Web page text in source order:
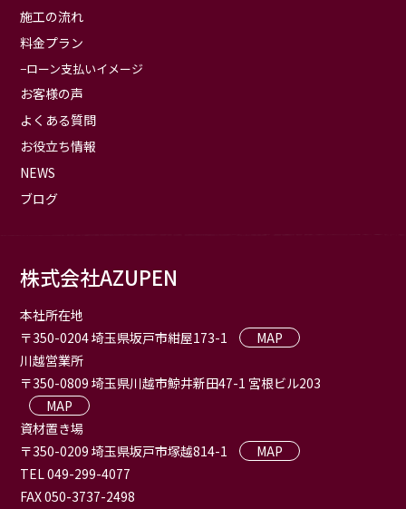
施工の流れ
料金プラン
ローン支払いイメージ
お客様の声
よくある質問
お役立ち情報
NEWS
ブログ
株式会社AZUPEN
本社所在地
〒350-0204 埼玉県坂戸市紺屋173-1
MAP
川越営業所
〒350-0809 埼玉県川越市鯨井新田47-1 宮根ビル203
MAP
資材置き場
〒350-0209 埼玉県坂戸市塚越814-1
MAP
TEL 049-299-4077
FAX 050-3737-2498